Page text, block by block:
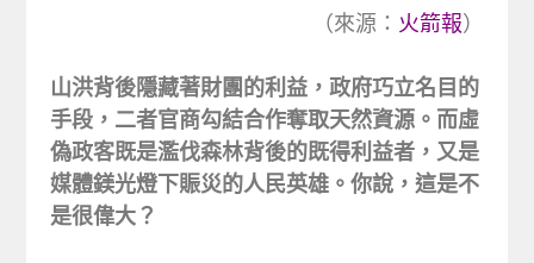
（來源： 火箭報）
山洪背後隱藏著財團的利益，政府巧立名目的
手段，二者官商勾結合作奪取天然資源。而虛
偽政客既是濫伐森林背後的既得利益者，又是
媒體鎂光燈下賑災的人民英雄。你說，這是不
是很偉大？